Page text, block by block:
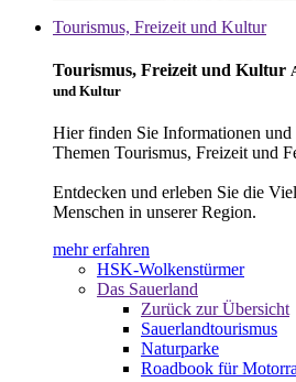
Tourismus, Freizeit und Kultur
Tourismus, Freizeit und Kultur
und Kultur
Hier finden Sie Informationen
Themen Tourismus, Freizeit und
Entdecken und erleben Sie die
Menschen in unserer Region.
mehr erfahren
HSK-Wolkenstürmer
Das Sauerland
Zurück zur Übersicht
Sauerlandtourismus
Naturparke
Roadbook für